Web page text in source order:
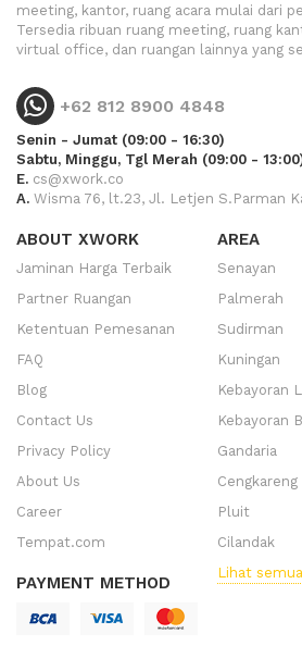
meeting, kantor, ruang acara mulai dari
Tersedia ribuan ruang meeting, ruang
virtual office, dan ruangan lainnya yang
+62 812 8900 4848
Senin - Jumat (09:00 - 16:30)
Sabtu, Minggu, Tgl Merah (09:00 -
E. cs@xwork.co
A. Wisma 76, lt.23, Jl. Letjen S.Parman
ABOUT XWORK
Jaminan Harga Terbaik
Partner Ruangan
Ketentuan Pemesanan
FAQ
Blog
Contact Us
Privacy Policy
About Us
Career
Tempat.com
PAYMENT METHOD
AREA
Senayan
Palmerah
Sudirman
Kuningan
Kebayoran
Kebayoran
Gandaria
Cengkareng
Pluit
Cilandak
Lihat semua